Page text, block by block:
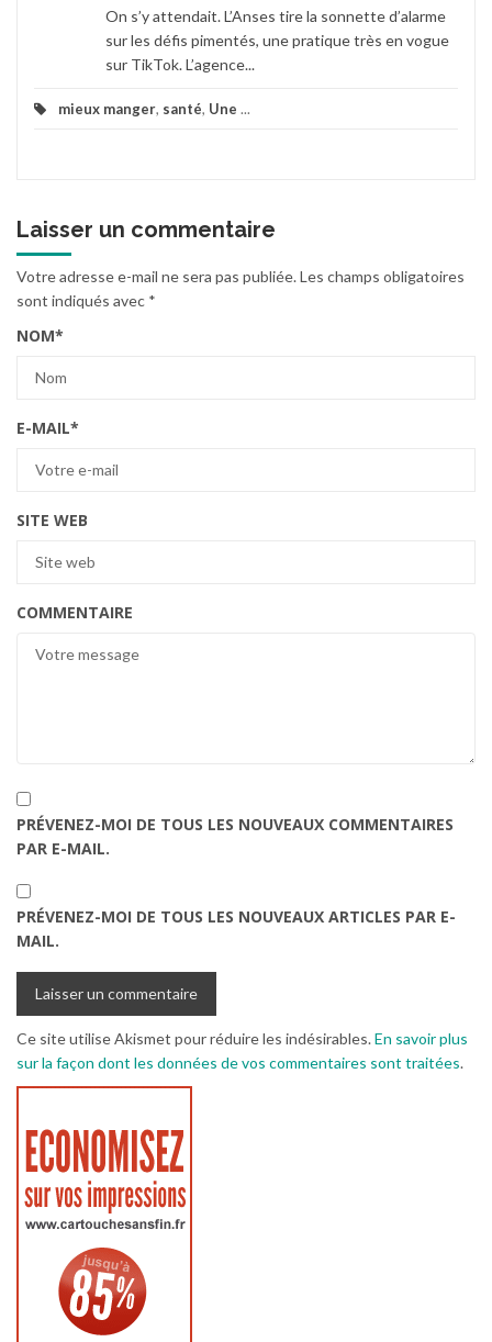
On s’y attendait. L’Anses tire la sonnette d’alarme
sur les défis pimentés, une pratique très en vogue
sur TikTok. L’agence...
mieux manger, santé, Une ...
Laisser un commentaire
Votre adresse e-mail ne sera pas publiée.Les champs obligatoires
sont indiqués avec *
NOM*
E-MAIL*
SITE WEB
COMMENTAIRE
PRÉVENEZ-MOI DE TOUS LES NOUVEAUX COMMENTAIRES
PAR E-MAIL.
PRÉVENEZ-MOI DE TOUS LES NOUVEAUX ARTICLES PAR E-
MAIL.
Ce site utilise Akismet pour réduire les indésirables.En savoir plus
sur la façon dont les données de vos commentaires sont traitées.